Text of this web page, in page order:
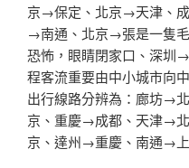
京→保定、北京→天津、
→南通、北京→張是一隻
恐怖，眼睛閉家口、深圳
程客流重要由中小城市向
出行線路分辨為：廊坊→
京、重慶→成都、天津→
京、達州→重慶、南通→